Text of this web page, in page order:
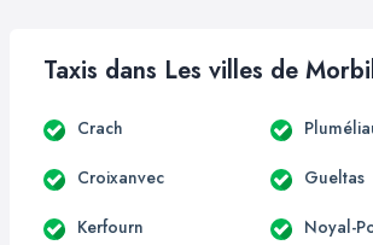
Taxis dans Les villes de
Crach
Croixanvec Gueltas
Kerfourn Noyal-